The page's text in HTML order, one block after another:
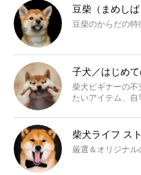
豆柴（まめし
豆柴のからだの特
子犬／はじめて
柴犬ビギナーの不
たいアイテム、
柴犬ライフ ス
厳選＆オリジナル